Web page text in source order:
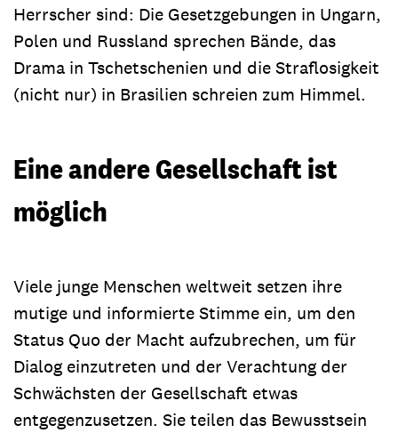
Herrscher sind: Die Gesetzgebungen in Ungarn,
Polen und Russland sprechen Bände, das
Drama in Tschetschenien und die Straflosigkeit
(nicht nur) in Brasilien schreien zum Himmel.
Eine andere Gesellschaft ist
möglich
Viele junge Menschen weltweit setzen ihre
mutige und informierte Stimme ein, um den
Status Quo der Macht aufzubrechen, um für
Dialog einzutreten und der Verachtung der
Schwächsten der Gesellschaft etwas
entgegenzusetzen. Sie teilen das Bewusstsein